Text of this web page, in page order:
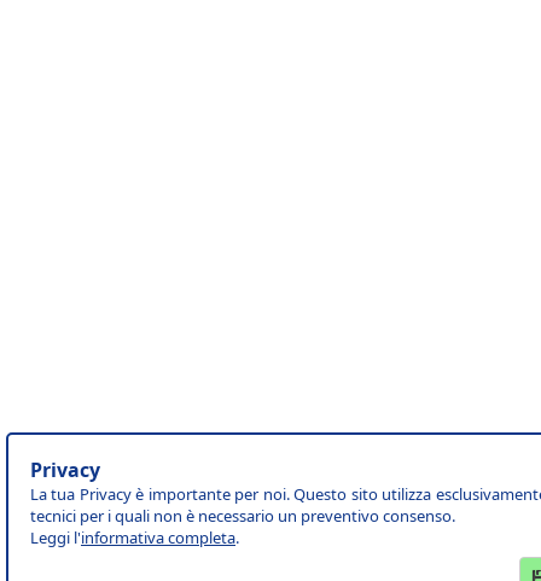
Privacy
La tua Privacy è importante per noi. Questo sito utilizza
tecnici per i quali non è necessario un preventivo consenso.
Leggi l'informativa completa.